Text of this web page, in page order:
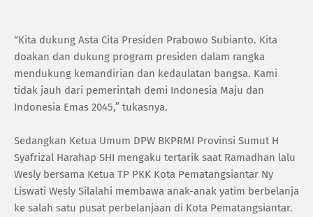
“Kita dukung Asta Cita Presiden Prabowo Subianto. Kita
doakan dan dukung program presiden dalam rangka
mendukung kemandirian dan kedaulatan bangsa. Kami
tidak jauh dari pemerintah demi Indonesia Maju dan
Indonesia Emas 2045,” tukasnya.
Sedangkan Ketua Umum DPW BKPRMI Provinsi Sumut H
Syafrizal Harahap SHI mengaku tertarik saat Ramadhan lalu
Wesly bersama Ketua TP PKK Kota Pematangsiantar Ny
Liswati Wesly Silalahi membawa anak-anak yatim berbelanja
ke salah satu pusat perbelanjaan di Kota Pematangsiantar.